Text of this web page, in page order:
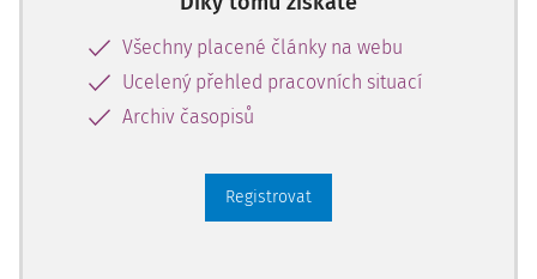
celkového maximálního rozsahu práce pře
Všechny placené články na webu
Ucelený přehled pracovních situací
Archiv časopisů
Registrovat